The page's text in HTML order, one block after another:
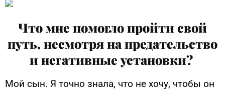
Что мне помогло пройти свой
путь, несмотря на предательство
и негативные установки?
Мой сын. Я точно знала, что не хочу, чтобы он